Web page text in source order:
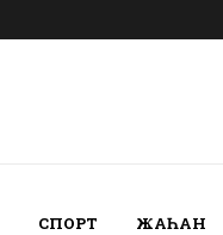
СПОРТ ЖАҺАН